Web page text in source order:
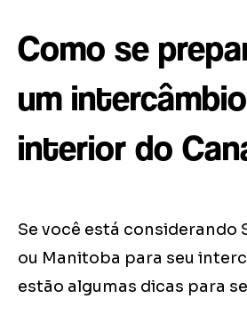
Como se
um
interior do
Se você está considerando
ou Manitoba para seu
estão algumas dicas para